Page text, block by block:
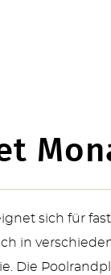
sich für
in
Die